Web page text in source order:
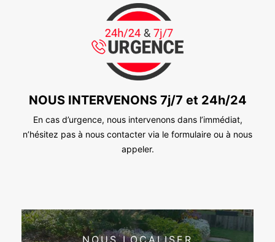
NOUS INTERVENONS 7j/7 et 24h/24
En cas d’urgence, nous intervenons dans l’immédiat,
n’hésitez pas à nous contacter via le formulaire ou à nous
appeler.